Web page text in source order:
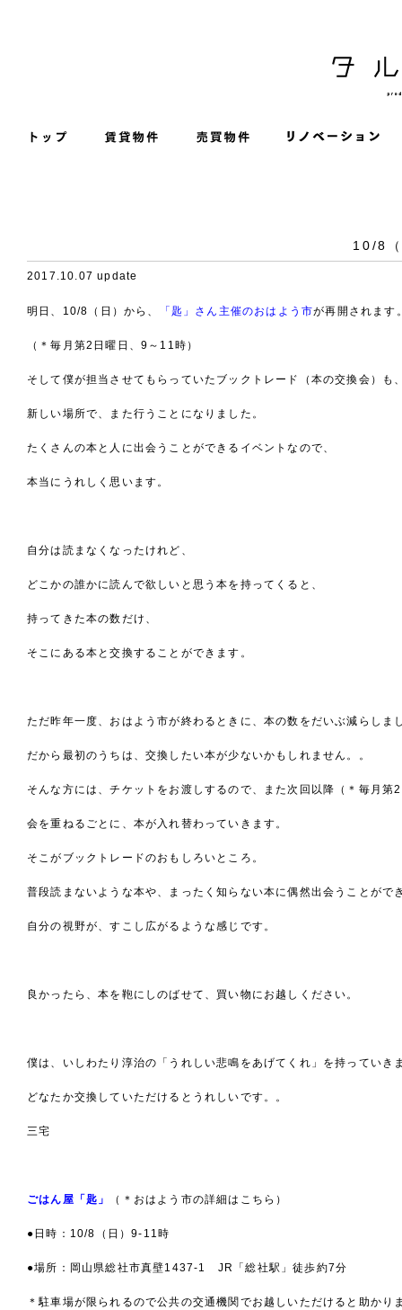
10/8
2017.10.07 update
明日、10/8（日）から、 「匙」さん主催のおはよう市が再開されます
（＊毎月第2日曜日、9～11時）
そして僕が担当させてもらっていたブックトレード（本の交換会）も
新しい場所で、また行うことになりました。
たくさんの本と人に出会うことができるイベントなので、
本当にうれしく思います。
自分は読まなくなったけれど、
どこかの誰かに読んで欲しいと思う本を持ってくると、
持ってきた本の数だけ、
そこにある本と交換することができます。
ただ昨年一度、おはよう市が終わるときに、本の数をだいぶ減らしま
だから最初のうちは、交換したい本が少ないかもしれません。。
そんな方には、チケットをお渡しするので、また次回以降（＊毎月第
会を重ねるごとに、本が入れ替わっていきます。
そこがブックトレードのおもしろいところ。
普段読まないような本や、まったく知らない本に偶然出会うことがで
自分の視野が、すこし広がるような感じです。
良かったら、本を鞄にしのばせて、買い物にお越しください。
僕は、いしわたり淳治の「うれしい悲鳴をあげてくれ」を持っていき
どなたか交換していただけるとうれしいです。。
三宅
ごはん屋「匙」 （＊おはよう市の詳細はこちら）
●日時：10/8（日）9-11時
●場所：岡山県総社市真壁1437-1 JR「総社駅」徒歩約7分
＊駐車場が限られるので公共の交通機関でお越しいただけると助かり